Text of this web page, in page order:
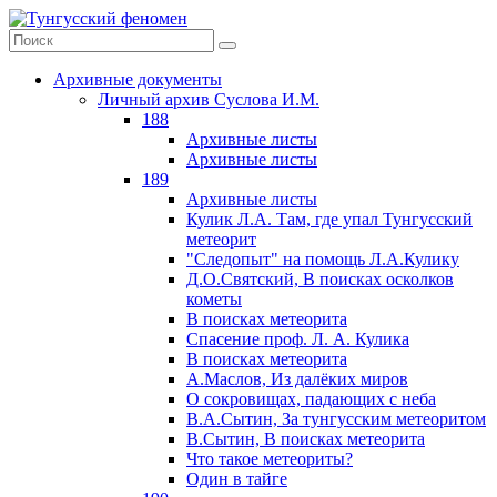
Архивные документы
Личный архив Суслова И.М.
188
Архивные листы
Архивные листы
189
Архивные листы
Кулик Л.А. Там, где упал Тунгусский
метеорит
"Следопыт" на помощь Л.А.Кулику
Д.О.Святский, В поисках осколков
кометы
В поисках метеорита
Спасение проф. Л. А. Кулика
В поисках метеорита
А.Маслов, Из далёких миров
О сокровищах, падающих с неба
В.А.Сытин, За тунгусским метеоритом
В.Сытин, В поисках метеорита
Что такое метеориты?
Один в тайге